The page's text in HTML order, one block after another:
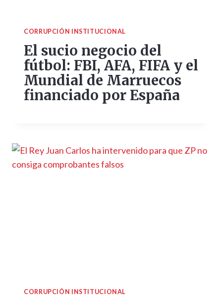
CORRUPCIÓN INSTITUCIONAL
El sucio negocio del
fútbol: FBI, AFA, FIFA y el
Mundial de Marruecos
financiado por España
CORRUPCIÓN INSTITUCIONAL